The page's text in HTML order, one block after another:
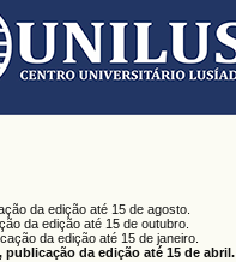
da edição até 15 de agosto.
da edição até 15 de outubro.
da edição até 15 de janeiro.
da edição até 15 de abril.